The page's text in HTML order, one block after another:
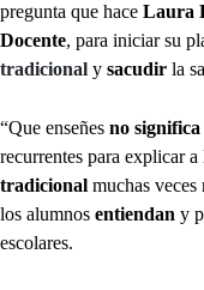
pregunta que hace Laura
Docente, para iniciar su
tradicional y sacudir la
“Que enseñes no
recurrentes para explicar
tradicional muchas veces
los alumnos entiendan y
escolares.